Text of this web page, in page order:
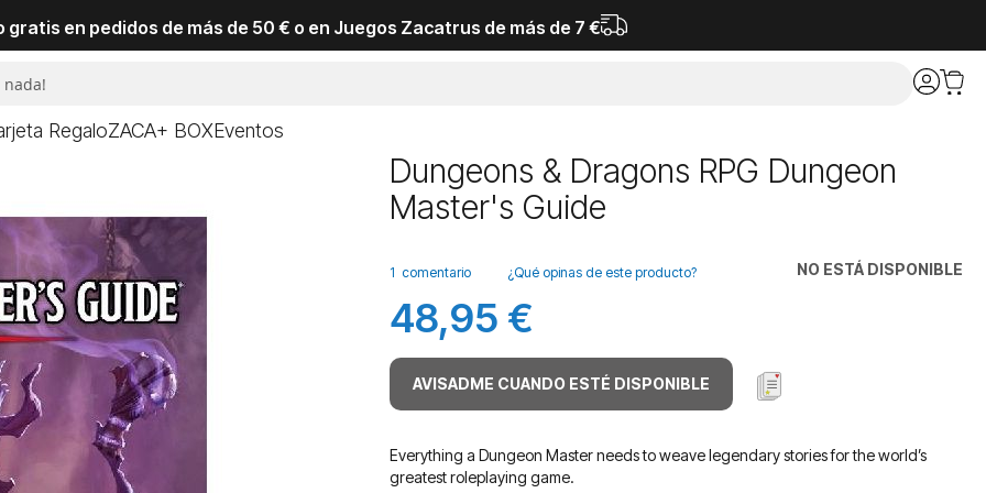
gratis en pedidos de más de 50 € o en Juegos Zacatrus de más de 7 €
RegaloZACA+ BOXEventos
Dungeons & Dragons RPG Dungeon
Master's Guide
NO ESTÁ DISPONIBLE
1 comentario ¿Qué opinas de este producto?
48,95 €
AVISADME CUANDO ESTÉ DISPONIBLE
Everything a Dungeon Master needs to weave legendary stories for the world’s
greatest roleplaying game.